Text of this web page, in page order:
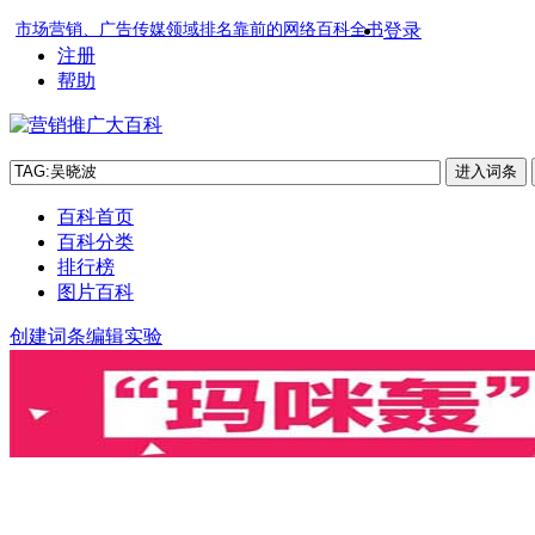
市场营销、广告传媒领域排名靠前的网络百科全书登录
注册
帮助
百科首页
百科分类
排行榜
图片百科
创建词条编辑实验